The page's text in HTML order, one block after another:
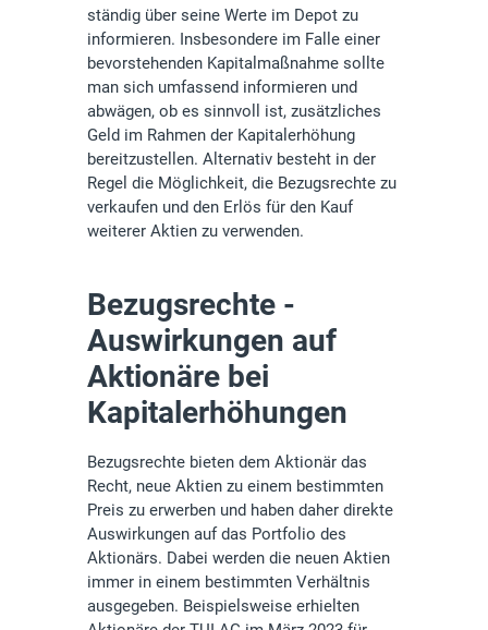
ständig über seine Werte im Depot zu
informieren. Insbesondere im Falle einer
bevorstehenden Kapitalmaßnahme sollte
man sich umfassend informieren und
abwägen, ob es sinnvoll ist, zusätzliches
Geld im Rahmen der Kapitalerhöhung
bereitzustellen. Alternativ besteht in der
Regel die Möglichkeit, die Bezugsrechte zu
verkaufen und den Erlös für den Kauf
weiterer Aktien zu verwenden.
Bezugsrechte -
Auswirkungen auf
Aktionäre bei
Kapitalerhöhungen
Bezugsrechte bieten dem Aktionär das
Recht, neue Aktien zu einem bestimmten
Preis zu erwerben und haben daher direkte
Auswirkungen auf das Portfolio des
Aktionärs. Dabei werden die neuen Aktien
immer in einem bestimmten Verhältnis
ausgegeben. Beispielsweise erhielten